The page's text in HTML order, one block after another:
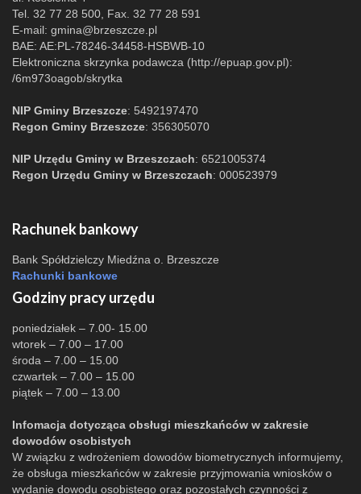
Tel. 32 77 28 500, Fax. 32 77 28 591
E-mail: gmina@brzeszcze.pl
BAE: AE:PL-78246-34458-HSBWB-10
Elektroniczna skrzynka podawcza (http://epuap.gov.pl):
/6m973oagob/skrytka
NIP Gminy Brzeszcze: 5492197470
Regon Gminy Brzeszcze: 356305070
NIP Urzędu Gminy w Brzeszczach: 6521005374
Regon Urzędu Gminy w Brzeszczach: 000523979
Rachunek bankowy
Bank Spółdzielczy Miedźna o. Brzeszcze
Rachunki bankowe
Godziny pracy urzędu
poniedziałek – 7.00- 15.00
wtorek – 7.00 – 17.00
środa – 7.00 – 15.00
czwartek – 7.00 – 15.00
piątek – 7.00 – 13.00
Infomacja dotycząca obsługi mieszkańców w zakresie
dowodów osobistych
W związku z wdrożeniem dowodów biometrycznych informujemy,
że obsługa mieszkańców w zakresie przyjmowania wniosków o
wydanie dowodu osobistego oraz pozostałych czynności z